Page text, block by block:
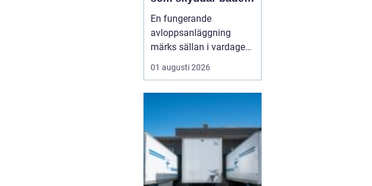
hus och miljö
En fungerande
avloppsanläggning
märks sällan i vardagen.
Först när brunnar
svämmar över, avlopp
problemen tydliga. En av
de viktigaste åtgärderna
för att undvika sådana
situationer är
slamsugning en t...
01 augusti 2026